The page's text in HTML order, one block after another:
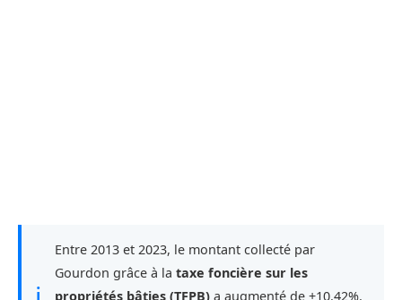
Entre 2013 et 2023, le montant collecté par
Gourdon grâce à la taxe foncière sur les
propriétés bâties (TFPB) a augmenté de +10.42%.